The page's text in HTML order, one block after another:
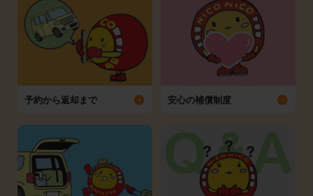
予約から返却まで 安心の補償制度